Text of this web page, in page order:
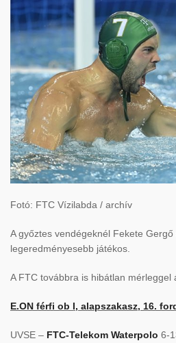
Fotó: FTC Vízilabda / archív
A győztes vendégeknél Fekete
legeredményesebb játékos.
A FTC továbbra is hibátlan mérleggel
E.ON férfi ob I, alapszakasz, 16.
UVSE – FTC-Telekom Waterpolo 6-